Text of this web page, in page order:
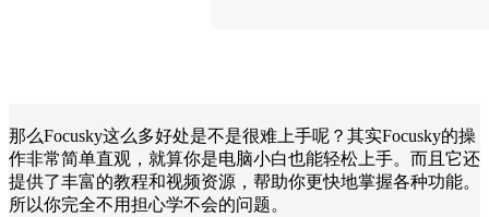
那么Focusky这么多好处是不是很难上手呢？其实Focusky的操
作非常简单直观，就算你是电脑小白也能轻松上手。而且它还
提供了丰富的教程和视频资源，帮助你更快地掌握各种功能。
所以你完全不用担心学不会的问题。